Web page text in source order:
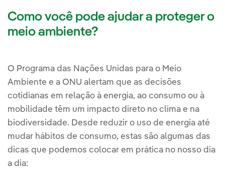
Como você pode ajudar a proteger o
meio ambiente?
O Programa das Nações Unidas para o Meio
Ambiente e a ONU alertam que as decisões
cotidianas em relação à energia, ao consumo ou à
mobilidade têm um impacto direto no clima e na
biodiversidade. Desde reduzir o uso de energia até
mudar hábitos de consumo, estas são algumas das
dicas que podemos colocar em prática no nosso dia
a dia: